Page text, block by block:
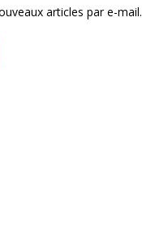
articles par e-mail.